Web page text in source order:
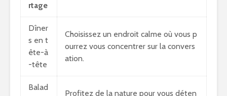
rtage
Dîner
s en t
ête-à
-tête
Choisissez un endroit calme où vous p
ourrez vous concentrer sur la convers
ation.
Balad
Profitez de la nature pour vous déten